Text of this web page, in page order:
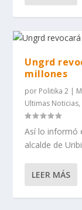
Ungrd
millones
por Politika 2 |
Ultimas Noticias,
Así lo informó
alcalde de
LEER MÁS